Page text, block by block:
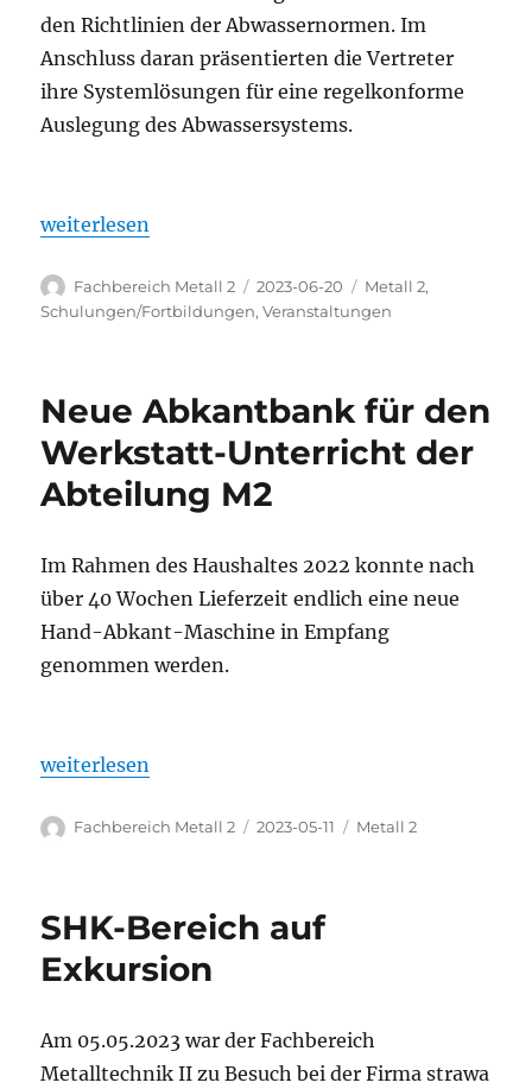
den Richtlinien der Abwassernormen. Im
Anschluss daran präsentierten die Vertreter
ihre Systemlösungen für eine regelkonforme
Auslegung des Abwassersystems.
„Neuerungen auf dem SHK-Markt“
weiterlesen
Autor
Fachbereich Metall 2
Veröffentlicht
am
2023-06-20 Kategorien
Metall 2,
Schulungen/Fortbildungen,Veranstaltungen
Neue Abkantbank für den
Werkstatt-Unterricht der
Abteilung M2
Im Rahmen des Haushaltes 2022 konnte nach
über 40 Wochen Lieferzeit endlich eine neue
Hand-Abkant-Maschine in Empfang
genommen werden.
„Neue Abkantbank für den Werkstatt-Unterricht
weiterlesen
Autor
Fachbereich Metall 2
Veröffentlicht
2023-05-11 Kategorien
Metall 2
SHK-Bereich auf
Exkursion
Am 05.05.2023 war der Fachbereich
Metalltechnik II zu Besuch bei der Firma strawa